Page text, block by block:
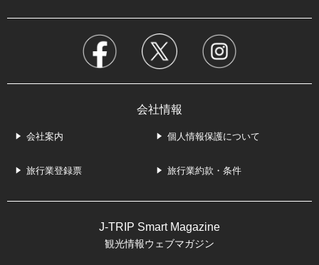
会社情報
会社案内 個人情報保護について
旅行業登録票 旅行業約款・条件
J-TRIP Smart Magazine
観光情報ウェブマガジン